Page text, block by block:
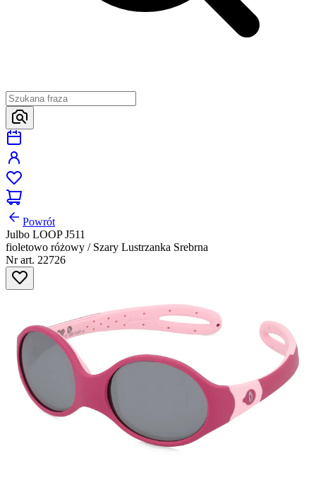
Powrót
Julbo LOOP J511
fioletowo różowy / Szary Lustrzanka Srebrna
Nr art. 22726